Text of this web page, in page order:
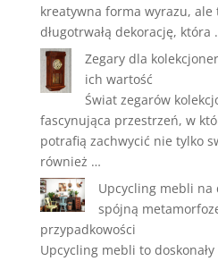
kreatywna forma wyrazu, ale
długotrwałą dekorację, która
Zegary dla
ich wartość
Świat zegarów
fascynująca przestrzeń, w
potrafią zachwycić nie tylko
również …
Upcycling mebli na
spójną
przypadkowości
Upcycling mebli to